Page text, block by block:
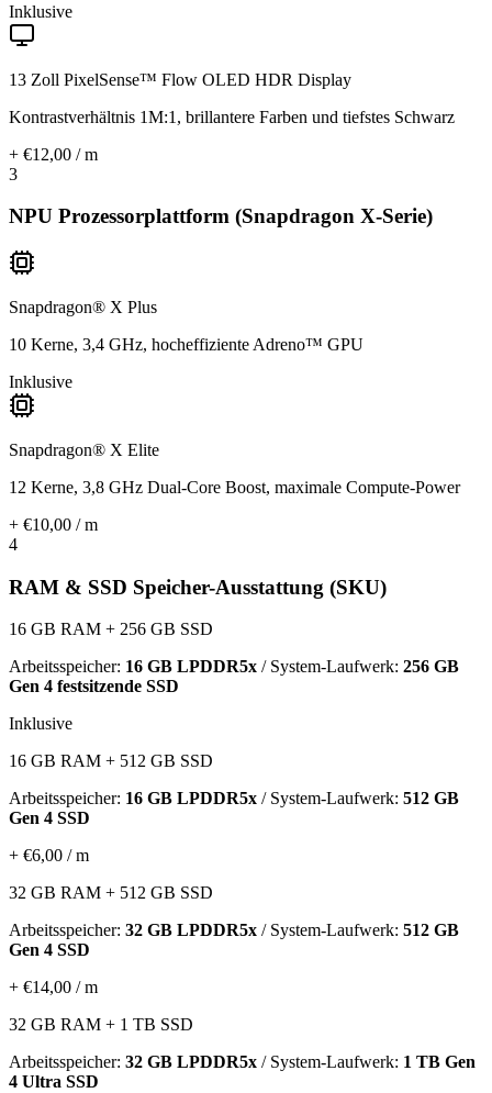
Inklusive
13 Zoll PixelSense™ Flow OLED HDR Display
Kontrastverhältnis 1M:1, brillantere Farben und tiefstes Schwarz
+ €12,00 / m
3
NPU Prozessorplattform (Snapdragon X-Serie)
Snapdragon® X Plus
10 Kerne, 3,4 GHz, hocheffiziente Adreno™ GPU
Inklusive
Snapdragon® X Elite
12 Kerne, 3,8 GHz Dual-Core Boost, maximale Compute-Power
+ €10,00 / m
4
RAM & SSD Speicher-Ausstattung (SKU)
16 GB RAM + 256 GB SSD
Arbeitsspeicher: 16 GB LPDDR5x / System-Laufwerk: 256 GB
Gen 4 festsitzende SSD
Inklusive
16 GB RAM + 512 GB SSD
Arbeitsspeicher: 16 GB LPDDR5x / System-Laufwerk: 512 GB
Gen 4 SSD
+ €6,00 / m
32 GB RAM + 512 GB SSD
Arbeitsspeicher: 32 GB LPDDR5x / System-Laufwerk: 512 GB
Gen 4 SSD
+ €14,00 / m
32 GB RAM + 1 TB SSD
Arbeitsspeicher: 32 GB LPDDR5x / System-Laufwerk: 1 TB Gen
4 Ultra SSD